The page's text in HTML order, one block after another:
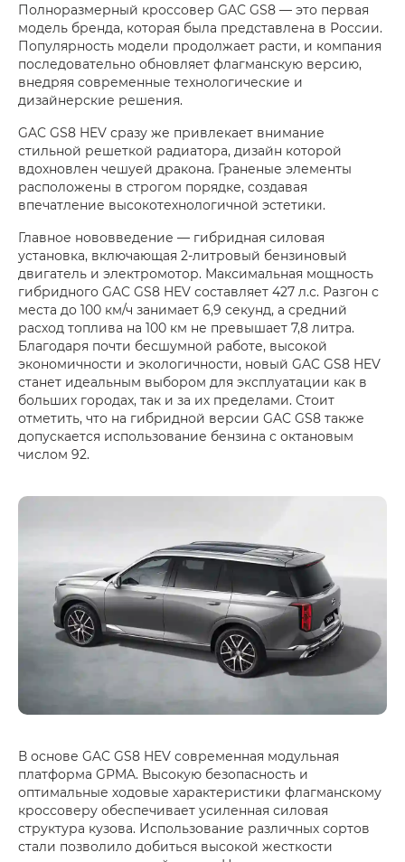
Полноразмерный кроссовер GAC GS8 — это первая
модель бренда, которая была представлена в России.
Популярность модели продолжает расти, и компания
последовательно обновляет флагманскую версию,
внедряя современные технологические и
дизайнерские решения.
GAC GS8 HEV сразу же привлекает внимание
стильной решеткой радиатора, дизайн которой
вдохновлен чешуей дракона. Граненые элементы
расположены в строгом порядке, создавая
впечатление высокотехнологичной эстетики.
Главное нововведение — гибридная силовая
установка, включающая 2-литровый бензиновый
двигатель и электромотор. Максимальная мощность
гибридного GAC GS8 HEV составляет 427 л.с. Разгон с
места до 100 км/ч занимает 6,9 секунд, а средний
расход топлива на 100 км не превышает 7,8 литра.
Благодаря почти бесшумной работе, высокой
экономичности и экологичности, новый GAC GS8 HEV
станет идеальным выбором для эксплуатации как в
больших городах, так и за их пределами. Стоит
отметить, что на гибридной версии GAC GS8 также
допускается использование бензина с октановым
числом 92.
В основе GAC GS8 HEV современная модульная
платформа GPMA. Высокую безопасность и
оптимальные ходовые характеристики флагманскому
кроссоверу обеспечивает усиленная силовая
структура кузова. Использование различных сортов
стали позволило добиться высокой жесткости